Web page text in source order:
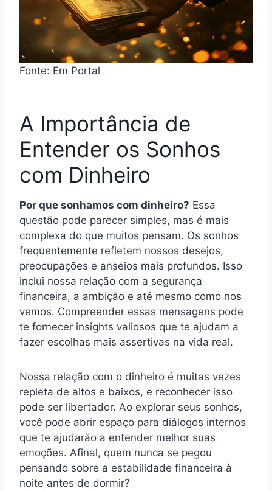
Fonte: Em Portal
A Importância de
Entender os Sonhos
com Dinheiro
Por que sonhamos com dinheiro? Essa
questão pode parecer simples, mas é mais
complexa do que muitos pensam. Os sonhos
frequentemente refletem nossos desejos,
preocupações e anseios mais profundos. Isso
inclui nossa relação com a segurança
financeira, a ambição e até mesmo como nos
vemos. Compreender essas mensagens pode
te fornecer insights valiosos que te ajudam a
fazer escolhas mais assertivas na vida real.
Nossa relação com o dinheiro é muitas vezes
repleta de altos e baixos, e reconhecer isso
pode ser libertador. Ao explorar seus sonhos,
você pode abrir espaço para diálogos internos
que te ajudarão a entender melhor suas
emoções. Afinal, quem nunca se pegou
pensando sobre a estabilidade financeira à
noite antes de dormir?